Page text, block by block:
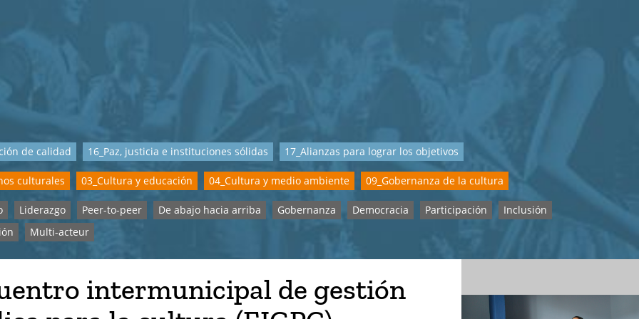
de calidad 16_Paz, justicia e instituciones sólidas 17_Alianzas para lograr los objetivos
culturales 03_Cultura y educación 04_Cultura y medio ambiente 09_Gobernanza de la cultura
Liderazgo Peer-to-peer De abajo hacia arriba Gobernanza Democracia Participación
Inclusión
Multi-acteur
intermunicipal de gestión